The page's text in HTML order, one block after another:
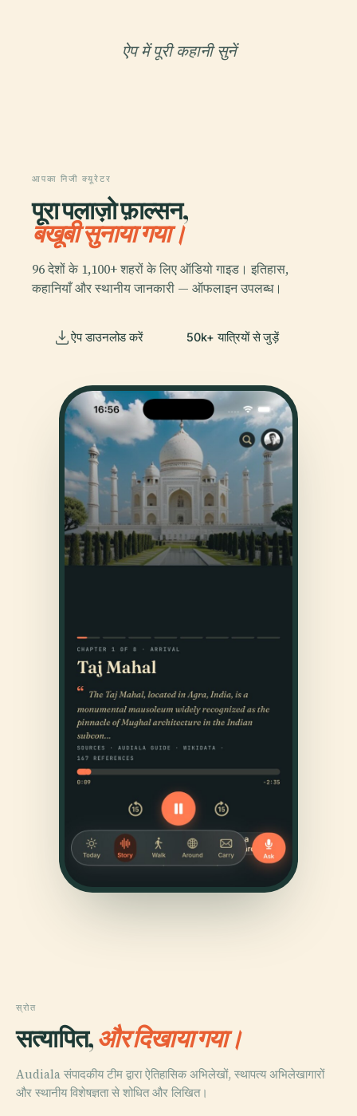
ऐप में पूरी कहानी सुनें
आपका निजी क्यूरेटर
पूरा पलाज़ो फ़ाल्सन,
बखूबी सुनाया गया।
96 देशों के 1,100+ शहरों के लिए ऑडियो गाइड। इतिहास,
कहानियाँ और स्थानीय जानकारी — ऑफलाइन उपलब्ध।
ऐप डाउनलोड करें 50k+ यात्रियों से जुड़ें
स्रोत
सत्यापित,और दिखाया गया।
Audiala संपादकीय टीम द्वारा ऐतिहासिक अभिलेखों, स्थापत्य अभिलेखागारों
और स्थानीय विशेषज्ञता से शोधित और लिखित।